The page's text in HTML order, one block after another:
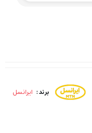
برند : ایرانسل